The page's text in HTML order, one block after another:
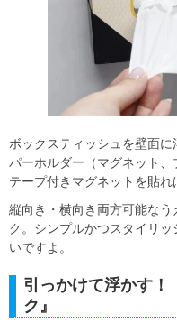
ボックスティッシュを壁面
パーホルダー（マグネット
テープ付きマグネットを貼れ
縦向き・横向き両方可能な
ク。シンプルかつスタイリ
いですよ。
引っかけて浮かす！
ク』